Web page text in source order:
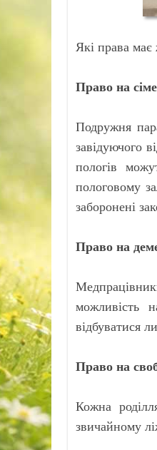
Які права має
Право на
Подружня
завідуючого
пологів
пологовому
заборонені
Право на
можливість
відбуватися
Право на
Кожна
звичайному